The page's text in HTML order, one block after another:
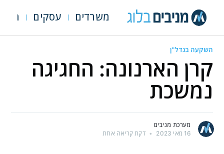
משרדים עסקים
השקעה בנדל"ן
קרן הארנונה: החגיגה
נמשכת
מערכת מניבים
16 מאי 2023
• דקת קריאה אחת